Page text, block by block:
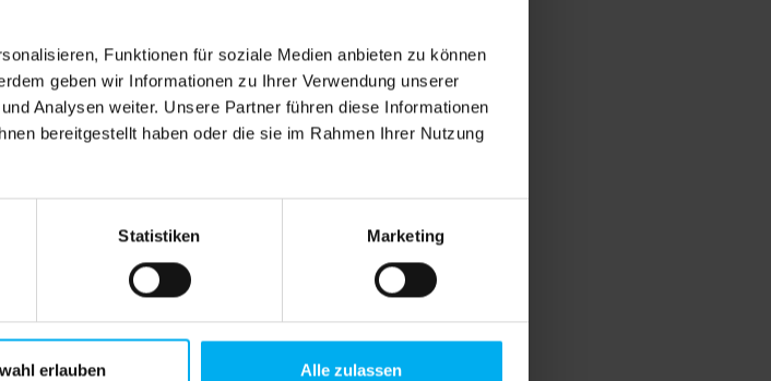
Funktionen für soziale Medien anbieten zu können
geben wir Informationen zu Ihrer Verwendung unserer
Analysen weiter. Unsere Partner führen diese Informationen
bereitgestellt haben oder die sie im Rahmen Ihrer Nutzung
Statistiken Marketing
erlauben Alle zulassen
unter PIXLIP GO Zubehör)